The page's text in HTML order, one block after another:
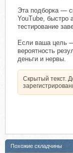
Эта подборка —
YouTube, быстро
тестирование
Если ваша цель
вероятность
деньги и нервы.
Скрытый текст.
Похожие складчины